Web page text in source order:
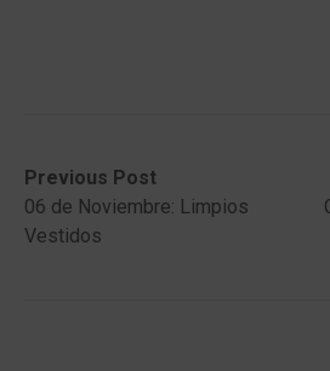
Post
navigation
Previous Post
Previous
post:06 de Noviembre: Limpios
Vestidos
Next
post: